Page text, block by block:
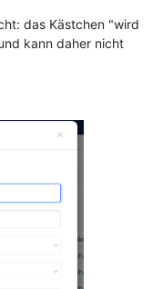
das Kästchen "wird
kann daher nicht